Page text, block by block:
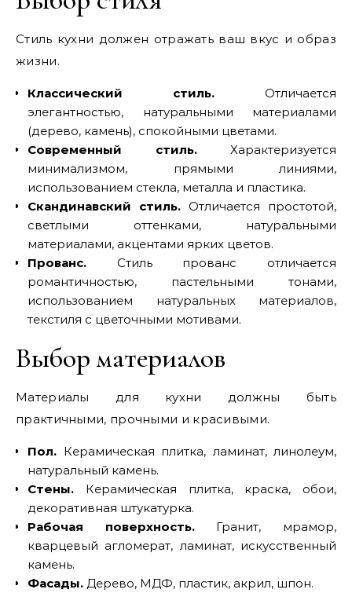
Стиль кухни должен отражать ваш вкус и образ
жизни.
Классический стиль. Отличается
элегантностью, натуральными материалами
(дерево, камень), спокойными цветами.
Современный стиль.Характеризуется
минимализмом, прямыми линиями,
использованием стекла, металла и пластика.
Скандинавский стиль. Отличается простотой,
светлыми оттенками, натуральными
материалами, акцентами ярких цветов.
Прованс. Стиль прованс отличается
романтичностью, пастельными тонами,
использованием натуральных материалов,
текстиля с цветочными мотивами.
Выбор материалов
Материалы для кухни должны быть
практичными, прочными и красивыми.
Пол. Керамическая плитка, ламинат, линолеум,
натуральный камень.
Стены. Керамическая плитка, краска, обои,
декоративная штукатурка.
Рабочая поверхность.Гранит, мрамор,
кварцевый агломерат, ламинат, искусственный
камень.
Фасады. Дерево, МДФ, пластик, акрил, шпон.